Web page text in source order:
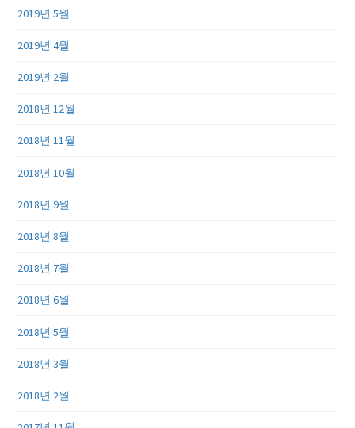
2019년 5월
2019년 4월
2019년 2월
2018년 12월
2018년 11월
2018년 10월
2018년 9월
2018년 8월
2018년 7월
2018년 6월
2018년 5월
2018년 3월
2018년 2월